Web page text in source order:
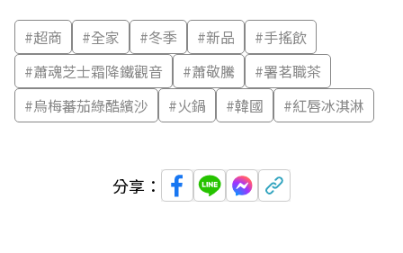
#超商 #全家 #冬季 #新品 #手搖飲
#蕭魂芝士霜降鐵觀音 #蕭敬騰 #署茗職茶
#烏梅蕃茄綠酷繽沙 #火鍋 #韓國 #紅唇冰淇淋
分享：